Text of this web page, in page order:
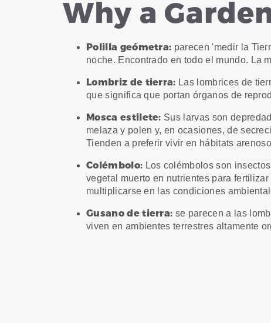
Why a
Polilla geómetra: parecen 'medir la
noche. Encontrado en todo el mundo. La
Lombriz de tierra: Las lombrices de
que significa que portan órganos de
Mosca estilete: Sus larvas son
melaza y polen y, en ocasiones, de
Tienden a preferir vivir en hábitats
Colémbolo: Los colémbolos son
vegetal muerto en nutrientes para
multiplicarse en las condiciones
Gusano de tierra: se parecen a las
viven en ambientes terrestres altamente